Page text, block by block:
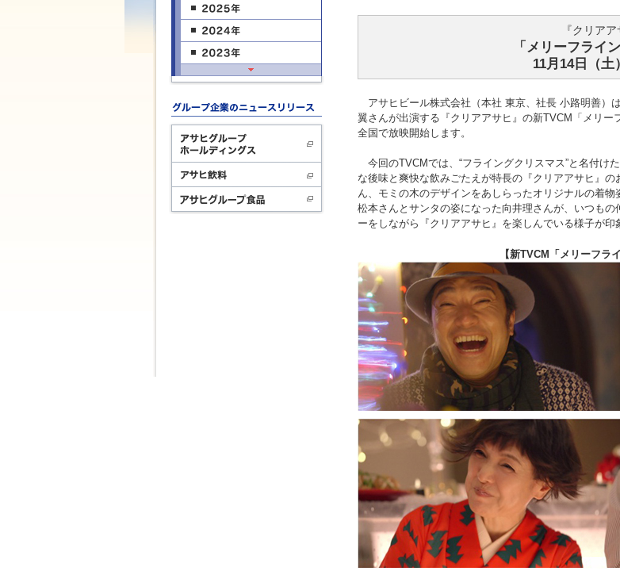
『クリア
「メリーフライ
11月14日（土
アサヒビール株式会社（本社 東京、社長 小路明善）
翼さんが出演する『クリアアサヒ』の新TVCM「メリー
全国で放映開始します。
今回のTVCMでは、“フライングクリスマス”と名付け
な後味と爽快な飲みごたえが特長の『クリアアサヒ』
ん、モミの木のデザインをあしらったオリジナルの着
松本さんとサンタの姿になった向井理さんが、いつも
ーをしながら『クリアアサヒ』を楽しんでいる様子が印
【新TVCM「メリーフラ